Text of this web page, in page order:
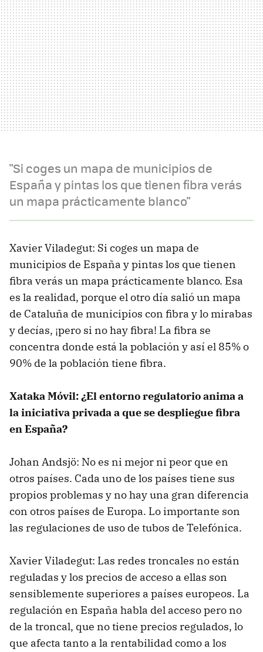
"Si coges un mapa de municipios de
España y pintas los que tienen fibra verás
un mapa prácticamente blanco"
Xavier Viladegut: Si coges un mapa de
municipios de España y pintas los que tienen
fibra verás un mapa prácticamente blanco. Esa
es la realidad, porque el otro día salió un mapa
de Cataluña de municipios con fibra y lo mirabas
y decías, ¡pero si no hay fibra! La fibra se
concentra donde está la población y así el 85% o
90% de la población tiene fibra.
Xataka Móvil: ¿El entorno regulatorio anima a
la iniciativa privada a que se despliegue fibra
en España?
Johan Andsjö: No es ni mejor ni peor que en
otros países. Cada uno de los países tiene sus
propios problemas y no hay una gran diferencia
con otros países de Europa. Lo importante son
las regulaciones de uso de tubos de Telefónica.
Xavier Viladegut: Las redes troncales no están
reguladas y los precios de acceso a ellas son
sensiblemente superiores a países europeos. La
regulación en España habla del acceso pero no
de la troncal, que no tiene precios regulados, lo
que afecta tanto a la rentabilidad como a los